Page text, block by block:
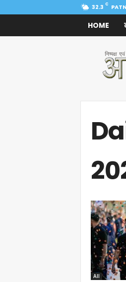
32.3 C
HOME
Samachar
All